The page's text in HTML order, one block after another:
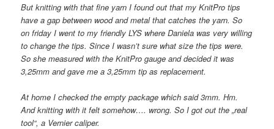
But knitting with that fine yarn I found out that my KnitPro tips
have a gap between wood and metal that catches the yarn. So
on friday I went to my friendly LYS where Daniela was very willing
to change the tips. Since I wasn’t sure what size the tips were.
So she measured with the KnitPro gauge and decided it was
3,25mm and gave me a 3,25mm tip as replacement.
At home I checked the empty package which said 3mm. Hm.
And knitting with it felt somehow…. wrong. So I got out the „real
tool“, a Vernier caliper.